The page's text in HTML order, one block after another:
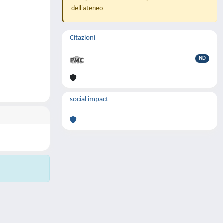
dell'ateneo
Citazioni
ND
social impact